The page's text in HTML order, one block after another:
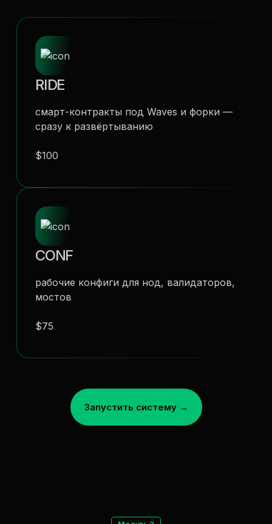
RIDE
смарт-контракты под Waves и форки —
сразу к развёртыванию
$100
CONF
рабочие конфиги для нод, валидаторов,
мостов
$75
Запустить систему →